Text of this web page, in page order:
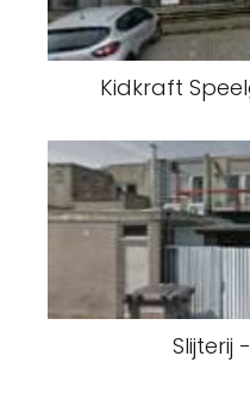
Kidkraft
Slijterij